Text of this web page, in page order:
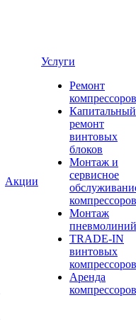
Акции
Услуги
Ремонт
компрессоров
Капитальный
ремонт
винтовых
блоков
Монтаж и
сервисное
компрессоров
Монтаж
пневмолиний
TRADE-IN
винтовых
компрессоров
Аренда
компрессоров